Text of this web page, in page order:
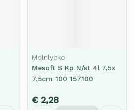
Molnlycke
Mesoft S Kp N/st 4l 7,5x
7,5cm 100 157100
€ 2,28